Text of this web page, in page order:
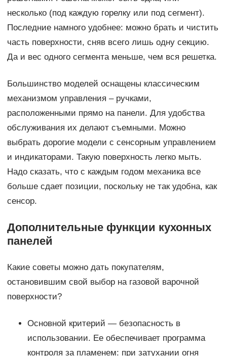
несколько (под каждую горелку или под сегмент).
Последние намного удобнее: можно брать и чистить
часть поверхности, сняв всего лишь одну секцию.
Да и вес одного сегмента меньше, чем вся решетка.
Большинство моделей оснащены классическим
механизмом управления – ручками,
расположенными прямо на панели. Для удобства
обслуживания их делают съемными. Можно
выбрать дорогие модели с сенсорным управлением
и индикаторами. Такую поверхность легко мыть.
Надо сказать, что с каждым годом механика все
больше сдает позиции, поскольку не так удобна, как
сенсор.
Дополнительные функции кухонных
панелей
Какие советы можно дать покупателям,
остановившим свой выбор на газовой варочной
поверхности?
Основной критерий — безопасность в
использовании. Ее обеспечивает программа
контроля за пламенем: при затухании огня